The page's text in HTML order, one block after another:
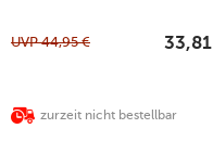
zurzeit nicht bestellbar
UVP44,95 € 33,81